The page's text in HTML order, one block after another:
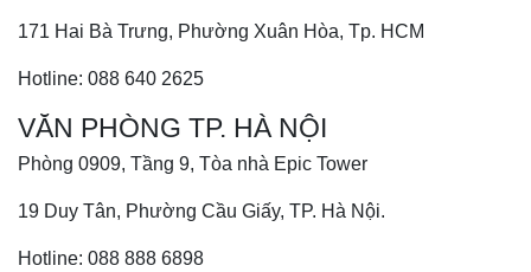
171 Hai Bà Trưng, Phường Xuân Hòa, Tp. HCM
Hotline: 088 640 2625
VĂN PHÒNG TP. HÀ NỘI
Phòng 0909, Tầng 9, Tòa nhà Epic Tower
19 Duy Tân, Phường Cầu Giấy, TP. Hà Nội.
Hotline: 088 888 6898